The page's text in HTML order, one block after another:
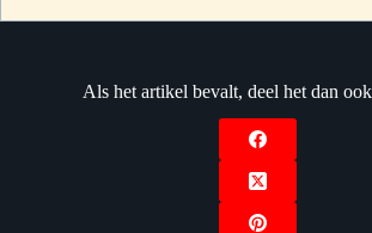
Als het artikel bevalt, deel het dan